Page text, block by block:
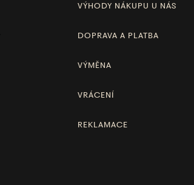
VÝHODY NÁKUPU U NÁS
DOPRAVA A PLATBA
VÝMĚNA
VRÁCENÍ
REKLAMACE